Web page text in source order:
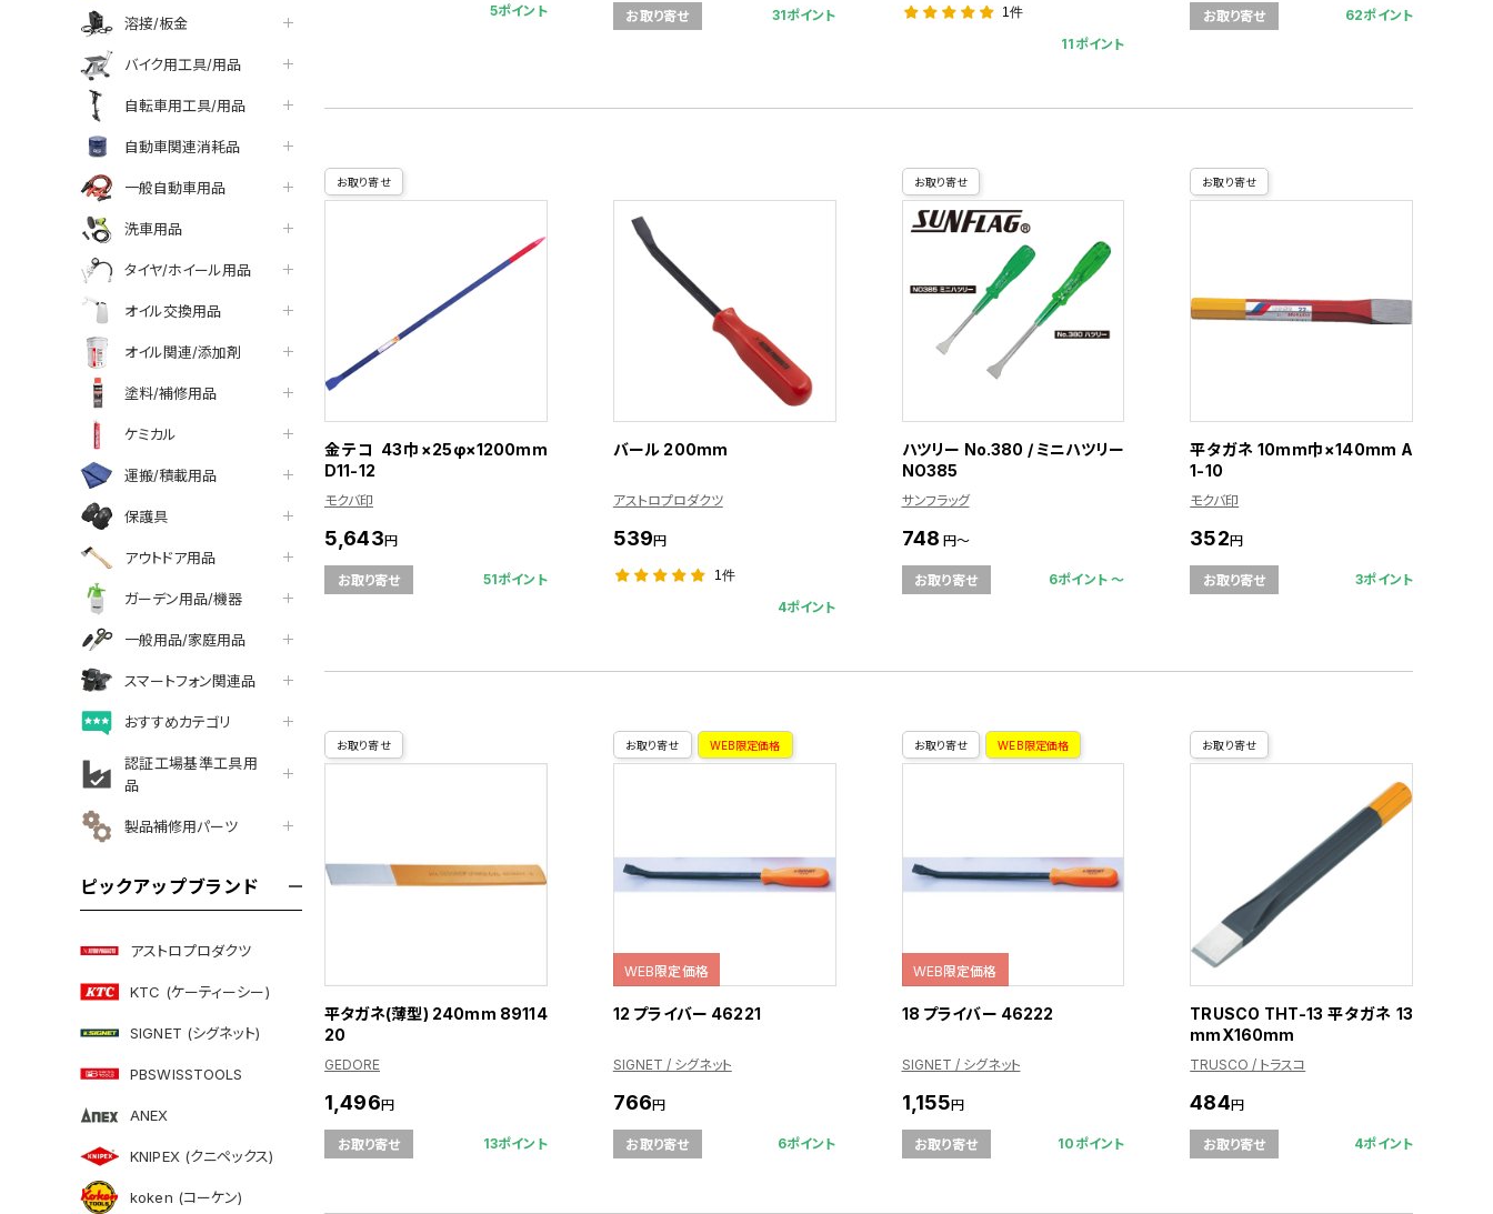
溶接/板金
バイク用工具/用品
自転車用工具/用品
自動車関連消耗品
一般自動車用品
洗車用品
タイヤ/ホイール用品
オイル交換用品
オイル関連/添加剤
塗料/補修用品
ケミカル
運搬/積載用品
保護具
アウトドア用品
ガーデン用品/機器
一般用品/家庭用品
スマートフォン関連品
おすすめカテゴリ
認証工場基準工具用
品
製品補修用パーツ
ピックアップブランド
アストロプロダクツ
KTC (ケーティーシー)
SIGNET (シグネット)
PBSWISSTOOLS
ANEX
KNIPEX (クニペックス)
koken (コーケン)
5ポイント
お取り寄せ 31ポイント 1件
11ポイント
お取り寄せ 62ポイント
お取り寄せ
金テコ 43巾×25φ×1200mm
D11-12
モクバ印
5,643円
お取り寄せ 51ポイント
バール 200mm
アストロプロダクツ
539円
1件
4ポイント
お取り寄せ
ハツリー No.380 / ミニハツリー
NO385
サンフラッグ
748 円～
お取り寄せ 6ポイント 〜
お取り寄せ
平タガネ 10mm巾×140mm A
1-10
モクバ印
352円
お取り寄せ 3ポイント
お取り寄せ
平タガネ(薄型) 240mm 89114
20
GEDORE
1,496円
お取り寄せ 13ポイント
お取り寄せ WEB限定価格
WEB限定価格
12 プライバー 46221
SIGNET / シグネット
766円
お取り寄せ 6ポイント
お取り寄せ WEB限定価格
WEB限定価格
18 プライバー 46222
SIGNET / シグネット
1,155円
お取り寄せ 10ポイント
お取り寄せ
TRUSCO THT-13 平タガネ 13
mmX160mm
TRUSCO / トラスコ
484円
お取り寄せ 4ポイント